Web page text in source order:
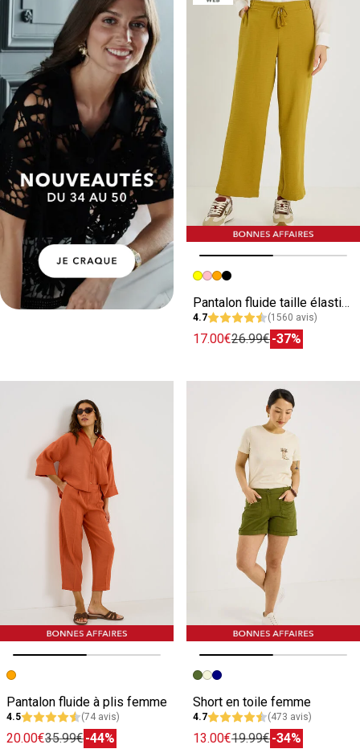
Image précédente
Image suivante
Pantalon fluide taille élastiquée femme
4.7 (1560 avis)
17.00€26.99€-37%
Image précédente
Image suivante
Pantalon fluide à plis femme
4.5 (74 avis)
20.00€35.99€-44%
Image précédente
Image suivante
Short en toile femme
4.7 (473 avis)
13.00€19.99€-34%